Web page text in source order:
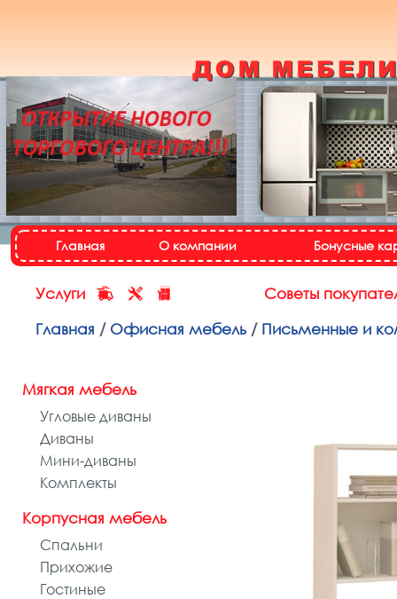
Кухонный гарнитур
«Настя»
Назад
Главная О компании Бонусные
Услуги
Советы
Главная / Офисная мебель / Письменные и
Мягкая мебель
Угловые диваны
Диваны
Мини-диваны
Комплекты
Корпусная мебель
Спальни
Прихожие
Гостиные